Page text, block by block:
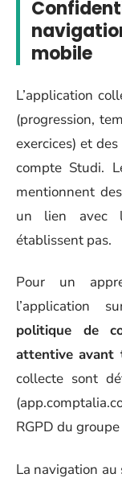
mobile
L’application
(progression,
exercices) et
compte Studi.
mentionnent
un lien avec
établissent pas.
Pour un
l’application
politique de
attentive avant
collecte sont
RGPD du
La navigation